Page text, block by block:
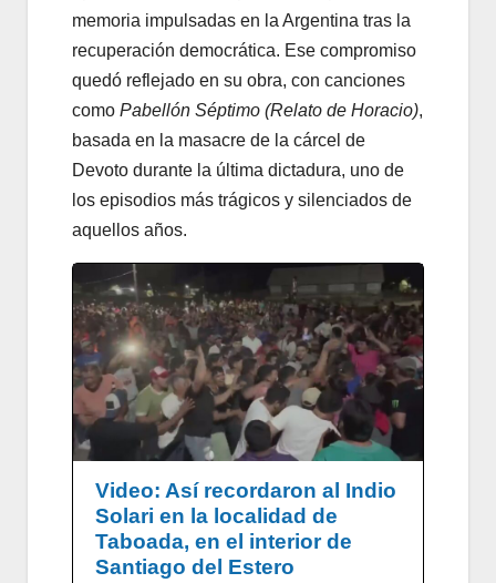
memoria impulsadas en la Argentina tras la
recuperación democrática. Ese compromiso
quedó reflejado en su obra, con canciones
como Pabellón Séptimo (Relato de Horacio),
basada en la masacre de la cárcel de
Devoto durante la última dictadura, uno de
los episodios más trágicos y silenciados de
aquellos años.
Video: Así recordaron al Indio
Solari en la localidad de
Taboada, en el interior de
Santiago del Estero